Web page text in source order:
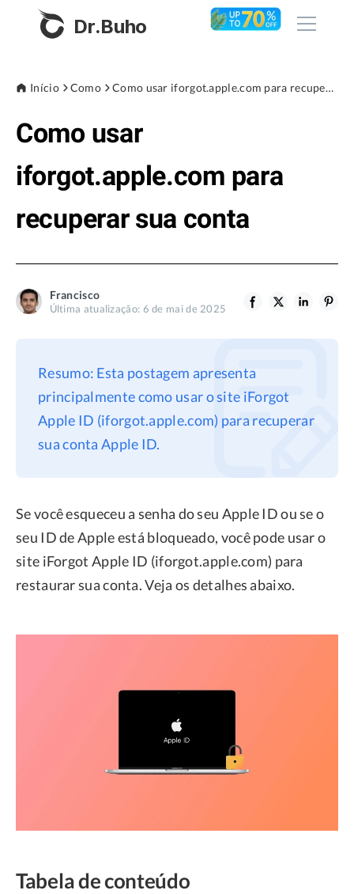
Dr.Buho
Produtos
BuhoCleaner
BuhoUnlocker
BuhoRepair
BuhoLaunchpad
Loja
Blog
Privacidade
Termos
Refund
Início Como Como usar iforgot.apple.com para recuperar sua conta
Como usar
iforgot.apple.com para
recuperar sua conta
Francisco
Última atualização: 6 de mai de 2025
Resumo: Esta postagem apresenta
principalmente como usar o site iForgot
Apple ID (iforgot.apple.com) para recuperar
sua conta Apple ID.
Se você esqueceu a senha do seu Apple ID ou se o
seu ID de Apple está bloqueado, você pode usar o
site iForgot Apple ID (iforgot.apple.com) para
restaurar sua conta. Veja os detalhes abaixo.
Tabela de conteúdo